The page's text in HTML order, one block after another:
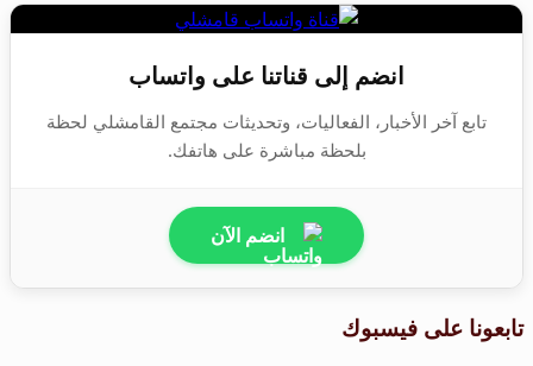
انضم إلى قناتنا على واتساب
تابع آخر الأخبار، الفعاليات، وتحديثات مجتمع القامشلي لحظة
بلحظة مباشرة على هاتفك.
انضم الآن
تابعونا على فيسبوك